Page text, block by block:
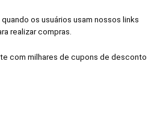
os usuários usam nossos links
realizar compras.
com milhares de cupons de desconto